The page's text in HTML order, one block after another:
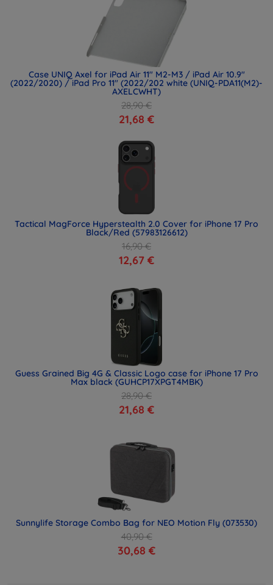
Case UNIQ Axel for iPad Air 11" M2-M3 / iPad Air 10.9"
(2022/2020) / iPad Pro 11" (2022/202 white (UNIQ-PDA11(M2)-
AXELCWHT)
28,90 €
21,68 €
Tactical MagForce Hyperstealth 2.0 Cover for iPhone 17 Pro
Black/Red (57983126612)
16,90 €
12,67 €
Guess Grained Big 4G & Classic Logo case for iPhone 17 Pro
Max black (GUHCP17XPGT4MBK)
28,90 €
21,68 €
Sunnylife Storage Combo Bag for NEO Motion Fly (073530)
40,90 €
30,68 €